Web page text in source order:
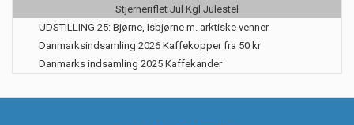
Stjerneriflet Jul Kgl Julestel
UDSTILLING 25: Bjørne, Isbjørne m. arktiske venner
Danmarksindsamling 2026 Kaffekopper fra 50 kr
Danmarks indsamling 2025 Kaffekander